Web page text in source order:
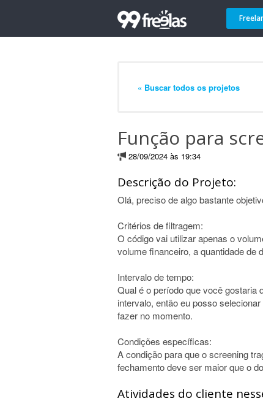
« Buscar todos os projetos
Função para
28/09/2024 às 19:34
Descrição do Projeto:
Olá, preciso de algo bastante
Critérios de filtragem:
O código vai utilizar apenas o
volume financeiro, a quantidade de
Intervalo de tempo:
Qual é o período que você gostaria
intervalo, então eu posso
fazer no momento.
Condições específicas:
A condição para que o screening
fechamento deve ser maior que o
Atividades do cliente